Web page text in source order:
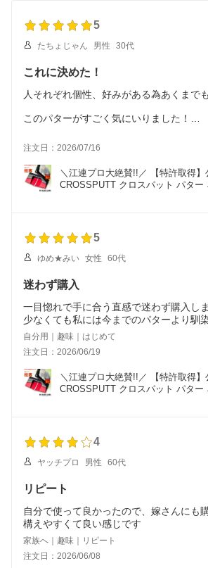
5
たちょじゃん 男性 30代
これに決めた！
人それぞれ個性、好みがある為あくまで
このパターがすごく気にいりました！
私は、パターに苦手意識があり、今まで
試してきました。
た。
意識はしていましたが、傾いていること
し確認も出来ない為、改善しませんでした
ドレスが統一されている感があります。
それプラス、パターの形状もあると思い
やすく以前よりまっすぐ打てている感じ
間隔派の人よりは、オートマチックに打
1ラウンドしか使っていないので、もちろ
もあるでしょうが、パターをとっかえひ
なくなりそうです。
やっと、これに決めた！ってパターに出
とうございました。
注文日：2026/07/16
＼江連プロ大絶賛!!／ 【特許取得】
CROSSPUTT クロスパット パター
5
ゆめ★みい 女性 60代
迷わず購入
一目惚れで手に合う直感で迷わず購入し
少なくても私には今までのパターより馴
自分用｜趣味｜はじめて
注文日：2026/06/19
＼江連プロ大絶賛!!／ 【特許取得】
CROSSPUTT クロスパット パター
4
ヤッチプロ 男性 60代
リピート
自分で使って良かったので、嫁さんにも
家族へ｜趣味｜リピート
注文日：2026/06/08